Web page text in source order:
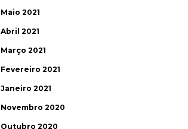
Maio 2021
Abril 2021
Março 2021
Fevereiro 2021
Janeiro 2021
Novembro 2020
Outubro 2020